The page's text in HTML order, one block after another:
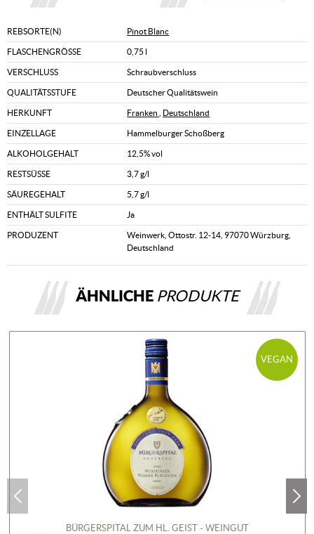
REBSORTE(N) Pinot Blanc
FLASCHENGRÖSSE 0,75 l
VERSCHLUSS Schraubverschluss
QUALITÄTSSTUFE Deutscher Qualitätswein
HERKUNFT Franken Deutschland
EINZELLAGE Hammelburger Schoßberg
ALKOHOLGEHALT 12,5% vol
RESTSÜSSE 3,7 g/l
SÄUREGEHALT 5,7 g/l
ENTHÄLT SULFITE Ja
PRODUZENT
Weinwerk, Ottostr. 12-14, 97070 Würzburg,
Deutschland
ÄHNLICHE PRODUKTE
VEGAN
BÜRGERSPITAL ZUM HL. GEIST - WEINGUT